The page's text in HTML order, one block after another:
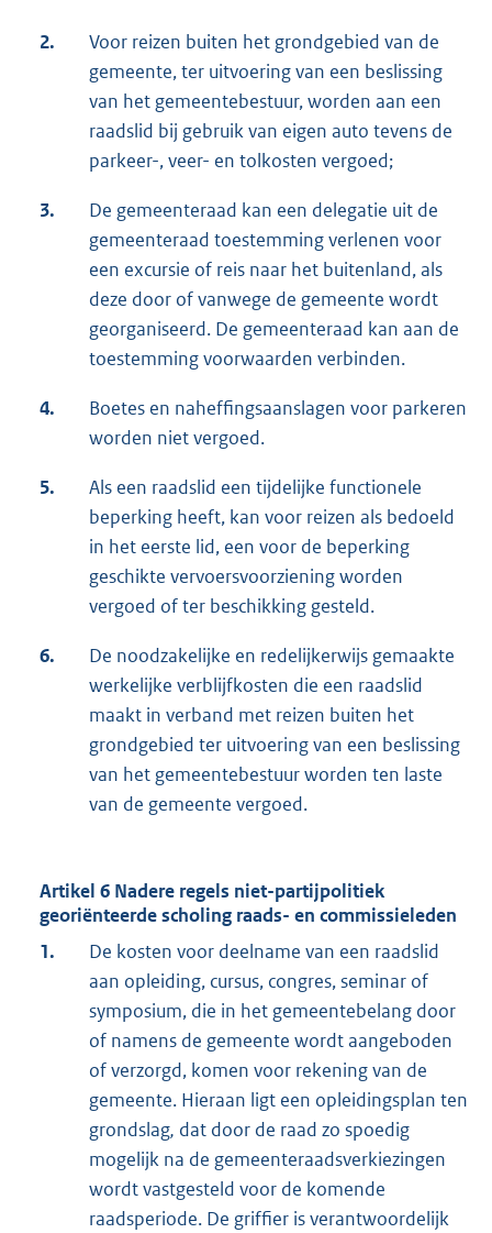
2.
Voor reizen buiten het grondgebied van de
gemeente, ter uitvoering van een beslissing
van het gemeentebestuur, worden aan een
raadslid bij gebruik van eigen auto tevens de
parkeer-, veer- en tolkosten vergoed;
3.
De gemeenteraad kan een delegatie uit de
gemeenteraad toestemming verlenen voor
een excursie of reis naar het buitenland, als
deze door of vanwege de gemeente wordt
georganiseerd. De gemeenteraad kan aan de
toestemming voorwaarden verbinden.
4.
Boetes en naheffingsaanslagen voor parkeren
worden niet vergoed.
5.
Als een raadslid een tijdelijke functionele
beperking heeft, kan voor reizen als bedoeld
in het eerste lid, een voor de beperking
geschikte vervoersvoorziening worden
vergoed of ter beschikking gesteld.
6.
De noodzakelijke en redelijkerwijs gemaakte
werkelijke verblijfkosten die een raadslid
maakt in verband met reizen buiten het
grondgebied ter uitvoering van een beslissing
van het gemeentebestuur worden ten laste
van de gemeente vergoed.
Artikel 6 Nadere regels niet-partijpolitiek
georiënteerde scholing raads- en commissieleden
1.
De kosten voor deelname van een raadslid
aan opleiding, cursus, congres, seminar of
symposium, die in het gemeentebelang door
of namens de gemeente wordt aangeboden
of verzorgd, komen voor rekening van de
gemeente. Hieraan ligt een opleidingsplan ten
grondslag, dat door de raad zo spoedig
mogelijk na de gemeenteraadsverkiezingen
wordt vastgesteld voor de komende
raadsperiode. De griffier is verantwoordelijk